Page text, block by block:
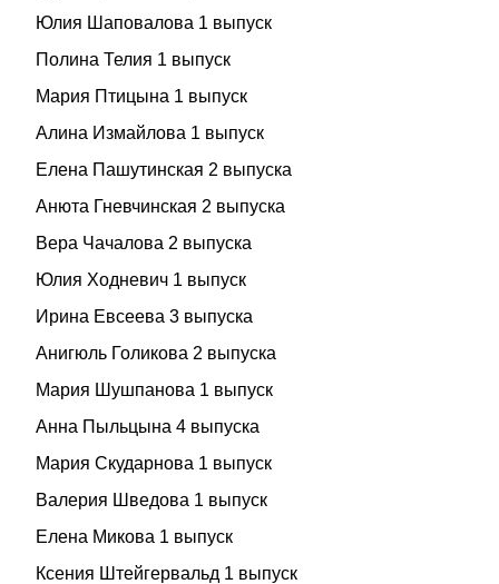
Юлия Шаповалова 1 выпуск
Полина Телия 1 выпуск
Мария Птицына 1 выпуск
Алина Измайлова 1 выпуск
Елена Пашутинская 2 выпуска
Анюта Гневчинская 2 выпуска
Вера Чачалова 2 выпуска
Юлия Ходневич 1 выпуск
Ирина Евсеева 3 выпуска
Анигюль Голикова 2 выпуска
Мария Шушпанова 1 выпуск
Анна Пыльцына 4 выпуска
Мария Скударнова 1 выпуск
Валерия Шведова 1 выпуск
Елена Микова 1 выпуск
Ксения Штейгервальд 1 выпуск